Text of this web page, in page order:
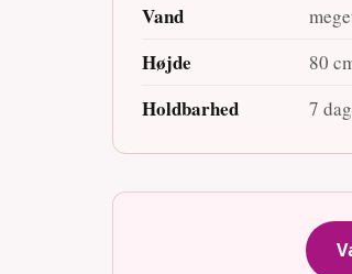
Vand
Højde 80
Holdbarhed 7